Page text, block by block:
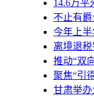
14.6万平
不止有
今年上
离境退
推动“双
聚焦“引
甘肃举